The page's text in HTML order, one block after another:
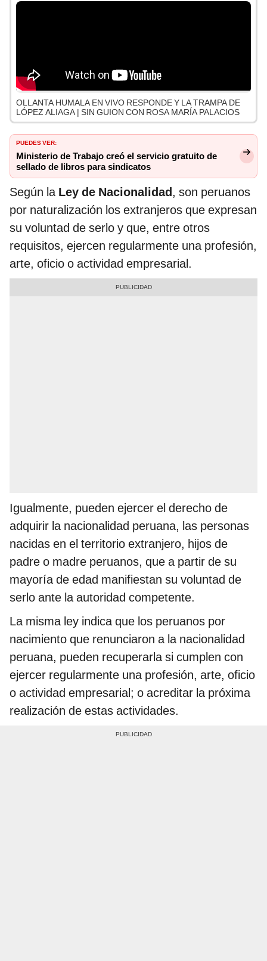
OLLANTA HUMALA EN VIVO RESPONDE Y LA TRAMPA DE
LÓPEZ ALIAGA | SIN GUION CON ROSA MARÍA PALACIOS
PUEDES VER:
Ministerio de Trabajo creó el servicio gratuito de
sellado de libros para sindicatos
Según la Ley de Nacionalidad, son peruanos
por naturalización los extranjeros que expresan
su voluntad de serlo y que, entre otros
requisitos, ejercen regularmente una profesión,
arte, oficio o actividad empresarial.
Igualmente, pueden ejercer el derecho de
adquirir la nacionalidad peruana, las personas
nacidas en el territorio extranjero, hijos de
padre o madre peruanos, que a partir de su
mayoría de edad manifiestan su voluntad de
serlo ante la autoridad competente.
La misma ley indica que los peruanos por
nacimiento que renunciaron a la nacionalidad
peruana, pueden recuperarla si cumplen con
ejercer regularmente una profesión, arte, oficio
o actividad empresarial; o acreditar la próxima
realización de estas actividades.